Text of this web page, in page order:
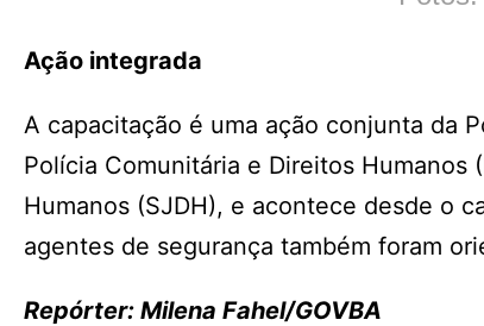
Ação integrada
A capacitação é uma ação conjunta da
Polícia Comunitária e Direitos Humanos
Humanos (SJDH), e acontece desde o
agentes de segurança também foram
Repórter: Milena Fahel/GOVBA